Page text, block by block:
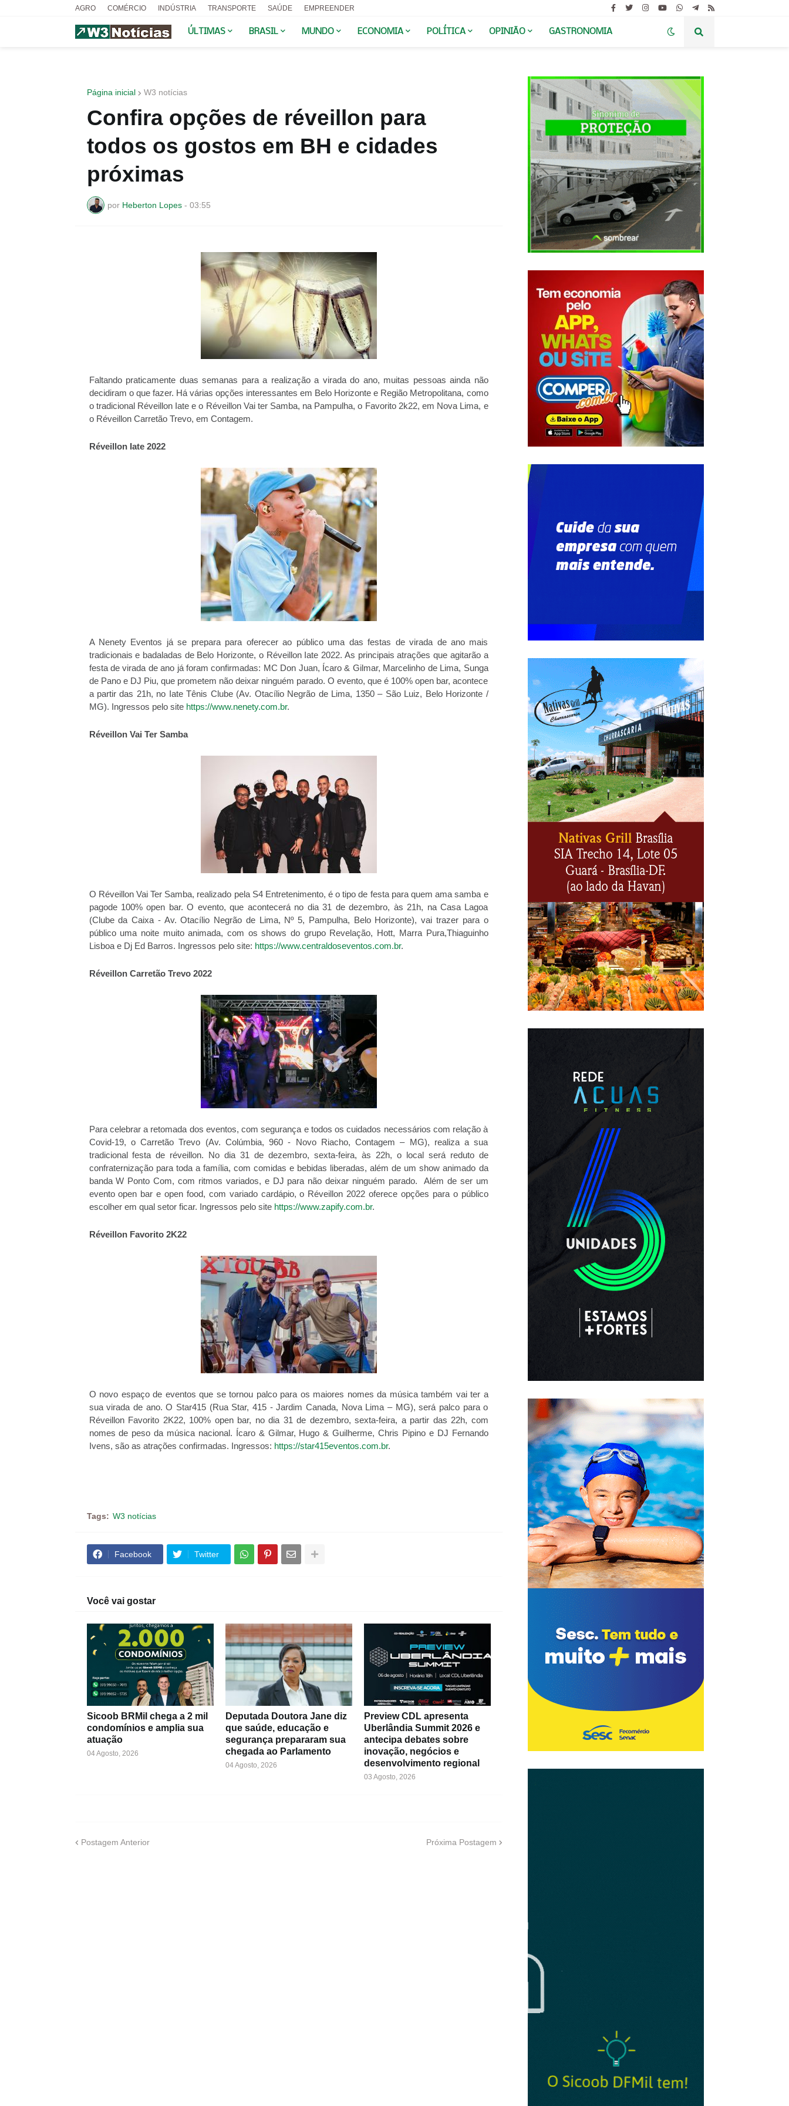
AGRO COMÉRCIO INDÚSTRIA TRANSPORTE SAÚDE EMPREENDER
ÚLTIMAS BRASIL MUNDO ECONOMIA POLÍTICA OPINIÃO GASTRONOMIA
Página inicial W3 notícias
Confira opções de réveillon para
todos os gostos em BH e cidades
próximas
por Heberton Lopes - 03:55
Faltando praticamente duas semanas para a realização a virada do ano, muitas pessoas ainda não
decidiram o que fazer. Há várias opções interessantes em Belo Horizonte e Região Metropolitana, como
o tradicional Réveillon Iate e o Réveillon Vai ter Samba, na Pampulha, o Favorito 2k22, em Nova Lima, e
o Réveillon Carretão Trevo, em Contagem.
Réveillon Iate 2022
A Nenety Eventos já se prepara para oferecer ao público uma das festas de virada de ano mais
tradicionais e badaladas de Belo Horizonte, o Réveillon Iate 2022. As principais atrações que agitarão a
festa de virada de ano já foram confirmadas: MC Don Juan, Ícaro & Gilmar, Marcelinho de Lima, Sunga
de Pano e DJ Piu, que prometem não deixar ninguém parado. O evento, que é 100% open bar, acontece
a partir das 21h, no Iate Tênis Clube (Av. Otacílio Negrão de Lima, 1350 – São Luiz, Belo Horizonte /
MG). Ingressos pelo site https://www.nenety.com.br.
Réveillon Vai Ter Samba
O Réveillon Vai Ter Samba, realizado pela S4 Entretenimento, é o tipo de festa para quem ama samba e
pagode 100% open bar. O evento, que acontecerá no dia 31 de dezembro, às 21h, na Casa Lagoa
(Clube da Caixa - Av. Otacílio Negrão de Lima, Nº 5, Pampulha, Belo Horizonte), vai trazer para o
público uma noite muito animada, com os shows do grupo Revelação, Hott, Marra Pura,Thiaguinho
Lisboa e Dj Ed Barros. Ingressos pelo site: https://www.centraldoseventos.com.br.
Réveillon Carretão Trevo 2022
Para celebrar a retomada dos eventos, com segurança e todos os cuidados necessários com relação à
Covid-19, o Carretão Trevo (Av. Colúmbia, 960 - Novo Riacho, Contagem – MG), realiza a sua
tradicional festa de réveillon. No dia 31 de dezembro, sexta-feira, às 22h, o local será reduto de
confraternização para toda a família, com comidas e bebidas liberadas, além de um show animado da
banda W Ponto Com, com ritmos variados, e DJ para não deixar ninguém parado. Além de ser um
evento open bar e open food, com variado cardápio, o Réveillon 2022 oferece opções para o público
escolher em qual setor ficar. Ingressos pelo site https://www.zapify.com.br.
Réveillon Favorito 2K22
O novo espaço de eventos que se tornou palco para os maiores nomes da música também vai ter a
sua virada de ano. O Star415 (Rua Star, 415 - Jardim Canada, Nova Lima – MG), será palco para o
Réveillon Favorito 2K22, 100% open bar, no dia 31 de dezembro, sexta-feira, a partir das 22h, com
nomes de peso da música nacional. Ícaro & Gilmar, Hugo & Guilherme, Chris Pipino e DJ Fernando
Ivens, são as atrações confirmadas. Ingressos: https://star415eventos.com.br.
Tags: W3 notícias
Facebook Twitter
Você vai gostar
Sicoob BRMil chega a 2 mil
condomínios e amplia sua
atuação
04 Agosto, 2026
Deputada Doutora Jane diz
que saúde, educação e
segurança prepararam sua
chegada ao Parlamento
04 Agosto, 2026
Preview CDL apresenta
Uberlândia Summit 2026 e
antecipa debates sobre
inovação, negócios e
desenvolvimento regional
03 Agosto, 2026
Postagem Anterior Próxima Postagem